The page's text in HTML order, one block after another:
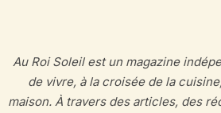
Au Roi Soleil est un magazine
de vivre, à la croisée de la
maison. À travers des articles, des